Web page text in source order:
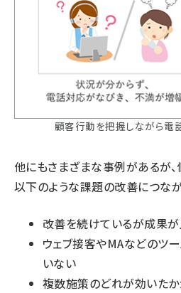
顧客行動を把握しながら電
他にもさまざまな事例があるが
以下のような課題の改善につなが
改善を続けているが成果
ウェブ接客やMAなどのツ
いない
複数施策のどれが効いた